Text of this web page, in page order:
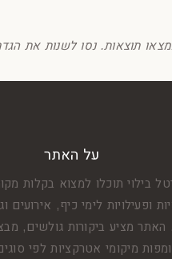
תוצאות. נסו לשנות את
על האתר
בילוי תוכלו למצוא בקלות
ופעילויות לימי כיף, אירועים
מציע ביקורות גולשים,
ומפות מיקומי אטרקציות לפי